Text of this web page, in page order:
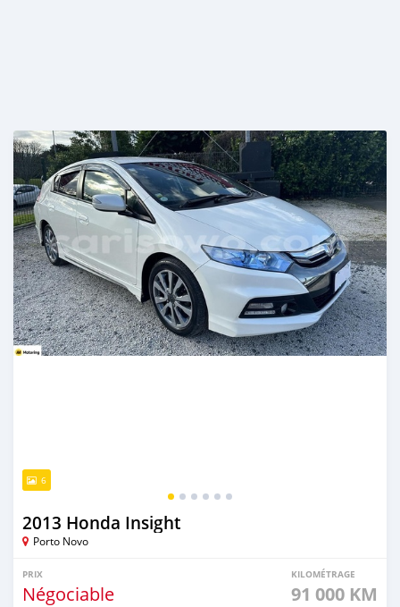
6
2013 Honda Insight
Porto Novo
PRIX
Négociable
KILOMÉTRAGE
91 000 KM